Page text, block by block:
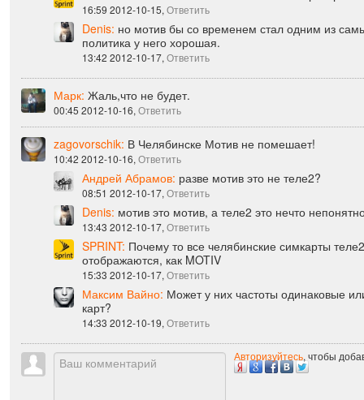
SPRINT: в Челябинске и так 6 сотовых
16:59 2012-10-15, Ответить
Denis:но мотив бы со временем стал одним из
политика у него хорошая.
Жаль,что не будет.
00:45 2012-10-16,
zagovorschik: В Челябинске Мотив не помешает!
10:42 2012-10-16,Ответить
Андрей Абрамов:
08:51 2012-10-17,Ответить
Denis:мотив это мотив, а теле2 это нечто
13:43 2012-10-17,Ответить
SPRINT:Почему то все челябинские симкарты
отображаются, как MOTIV
15:33 2012-10-17, Ответить
Максим Вайно: Может у них частоты одинаковые
14:33 2012-10-19,Ответить